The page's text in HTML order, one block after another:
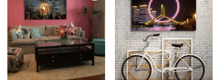
Adaugă
favorite
Adaugă
la
favorite